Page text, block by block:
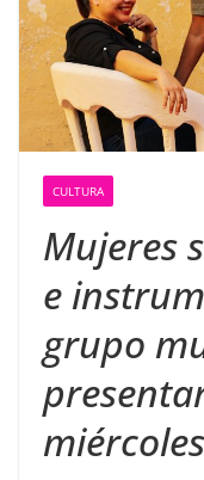
CULTURA
Mujeres
e
grupo
miércoles